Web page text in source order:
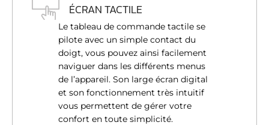
ÉCRAN TACTILE
Le tableau de commande tactile se
pilote avec un simple contact du
doigt, vous pouvez ainsi facilement
naviguer dans les différents menus
de l’appareil. Son large écran digital
et son fonctionnement très intuitif
vous permettent de gérer votre
confort en toute simplicité.